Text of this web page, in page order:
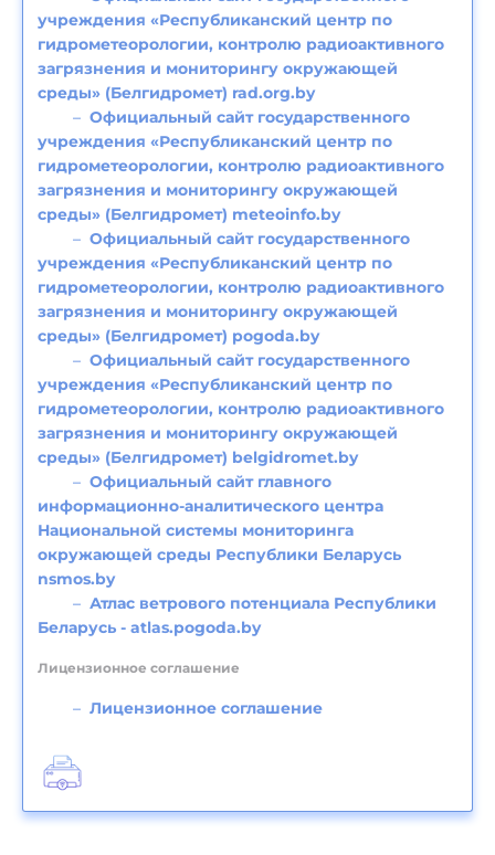
учреждения «Республиканский центр по
гидрометеорологии, контролю радиоактивного
загрязнения и мониторингу окружающей
среды» (Белгидромет) rad.org.by
Официальный сайт государственного
учреждения «Республиканский центр по
гидрометеорологии, контролю радиоактивного
загрязнения и мониторингу окружающей
среды» (Белгидромет) meteoinfo.by
Официальный сайт государственного
учреждения «Республиканский центр по
гидрометеорологии, контролю радиоактивного
загрязнения и мониторингу окружающей
среды» (Белгидромет) pogoda.by
Официальный сайт государственного
учреждения «Республиканский центр по
гидрометеорологии, контролю радиоактивного
загрязнения и мониторингу окружающей
среды» (Белгидромет) belgidromet.by
Официальный сайт главного
информационно-аналитического центра
Национальной системы мониторинга
окружающей среды Республики Беларусь
nsmos.by
Атлас ветрового потенциала Республики
Беларусь - atlas.pogoda.by
Лицензионное соглашение
Лицензионное соглашение